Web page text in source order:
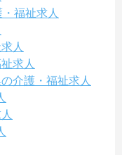
福祉求人
人
求人
介護・福祉求人